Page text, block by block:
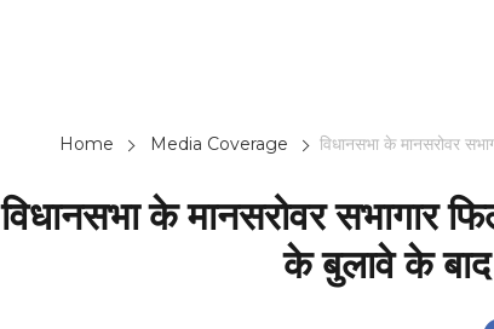
Home Media Coverage विधानसभा के मानसरोवर
विधानसभा के मानसरोवर सभागार
के बुलावे के बाद